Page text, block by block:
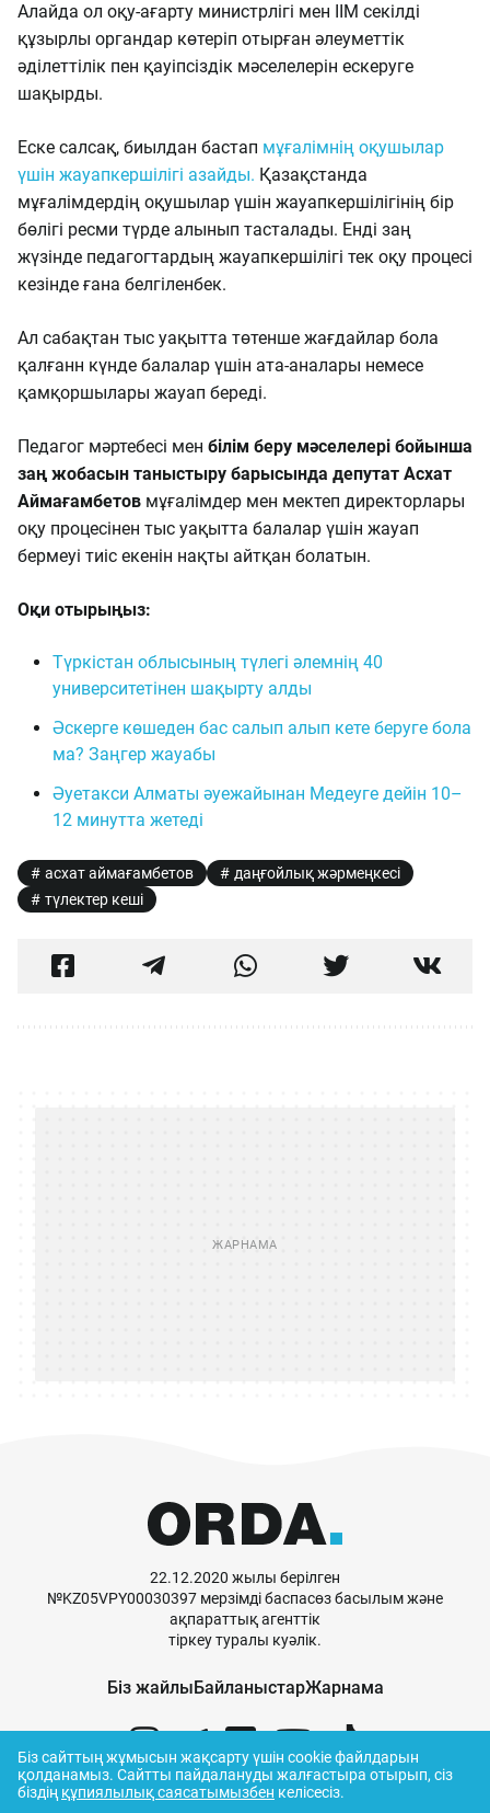
Алайда ол оқу-ағарту министрлігі мен ІІМ секілді
құзырлы органдар көтеріп отырған әлеуметтік
әділеттілік пен қауіпсіздік мәселелерін ескеруге
шақырды.
Еске салсақ, биылдан бастап мұғалімнің оқушылар
үшін жауапкершілігі азайды. Қазақстанда
мұғалімдердің оқушылар үшін жауапкершілігінің бір
бөлігі ресми түрде алынып тасталады. Енді заң
жүзінде педагогтардың жауапкершілігі тек оқу процесі
кезінде ғана белгіленбек.
Ал сабақтан тыс уақытта төтенше жағдайлар бола
қалғанн күнде балалар үшін ата-аналары немесе
қамқоршылары жауап береді.
Педагог мәртебесі мен білім беру мәселелері бойынша
заң жобасын таныстыру барысында депутат Асхат
Аймағамбетов мұғалімдер мен мектеп директорлары
оқу процесінен тыс уақытта балалар үшін жауап
бермеуі тиіс екенін нақты айтқан болатын.
Оқи отырыңыз:
Түркістан облысының түлегі әлемнің 40
университетінен шақырту алды
Әскерге көшеден бас салып алып кете беруге бола
ма? Заңгер жауабы
Әуетакси Алматы әуежайынан Медеуге дейін 10–
12 минутта жетеді
асхат аймағамбетов
даңғойлық жәрмеңкесі
түлектер кеші
22.12.2020 жылы берілген
№KZ05VPY00030397 мерзімді баспасөз басылым және
ақпараттық агенттік
тіркеу туралы куәлік.
Біз жайлыБайланыстарЖарнама
Біз сайттың жұмысын жақсарту үшін cookie файлдарын
қолданамыз. Сайтты пайдалануды жалғастыра отырып, сіз
біздің құпиялылық саясатымызбен келісесіз.